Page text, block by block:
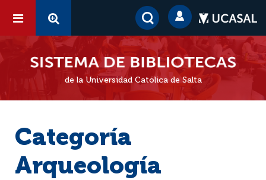
de la Universidad Católica de Salta
Categoría
Arqueología